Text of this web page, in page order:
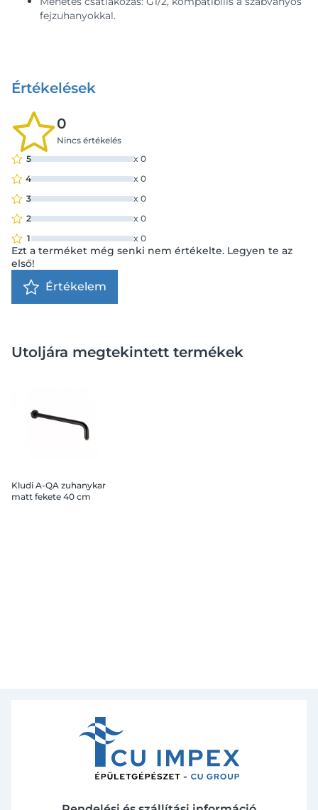
fejzuhanyokkal.
Értékelések
0
Nincs értékelés
5
x 0
4
x 0
3
x 0
2
x 0
1
x 0
Ezt a terméket még senki nem értékelte. Legyen te az
első!
Értékelem
Utoljára megtekintett termékek
Kludi A-QA zuhanykar
matt fekete 40 cm